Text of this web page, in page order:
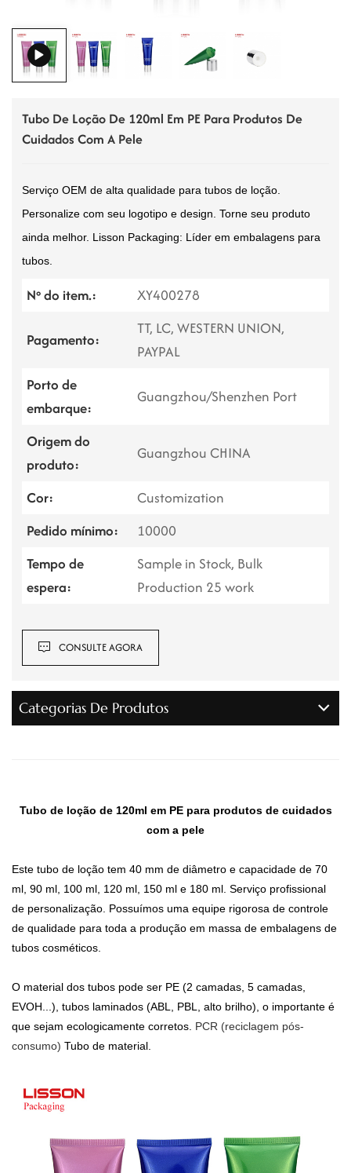
Tubo De Loção De 120ml Em PE Para Produtos De
Cuidados Com A Pele
Serviço OEM de alta qualidade para tubos de loção.
Personalize com seu logotipo e design. Torne seu produto
ainda melhor. Lisson Packaging: Líder em embalagens para
tubos.
Nº do item.: XY400278
Pagamento:
TT, LC, WESTERN UNION,
PAYPAL
Porto de
embarque:
Guangzhou/Shenzhen Port
Origem do
produto:
Guangzhou CHINA
Cor:
Customization
Pedido mínimo:
10000
Tempo de
espera:
Sample in Stock, Bulk
Production 25 work
CONSULTE AGORA
Categorias De Produtos
Tubo de loção de 120ml em PE para produtos de cuidados
com a pele
Este tubo de loção tem 40 mm de diâmetro e capacidade de 70
ml, 90 ml, 100 ml, 120 ml, 150 ml e 180 ml. Serviço profissional
de personalização. Possuímos uma equipe rigorosa de controle
de qualidade para toda a produção em massa de embalagens de
tubos cosméticos.
O material dos tubos pode ser PE (2 camadas, 5 camadas,
EVOH...), tubos laminados (ABL, PBL, alto brilho), o importante é
que sejam ecologicamente corretos. PCR (reciclagem pós-
consumo) Tubo de material.